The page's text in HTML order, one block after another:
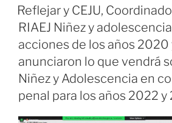
EL
Reflejar y CEJU,
RIAEJ Niñez y
acciones de los años 2020
anunciaron lo que vendrá
Niñez y Adolescencia en
penal para los años 2022 y